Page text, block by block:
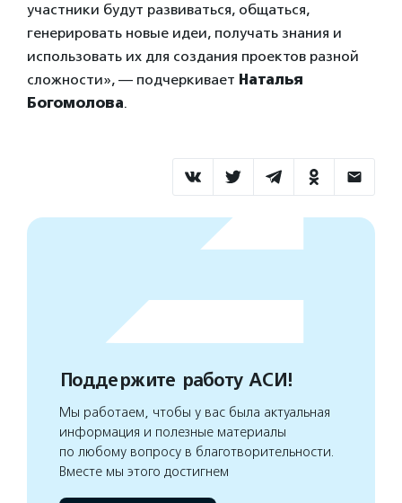
участники будут развиваться, общаться,
генерировать новые идеи, получать знания и
использовать их для создания проектов разной
сложности», — подчеркивает Наталья
Богомолова.
Поддержите работу АСИ!
Мы работаем, чтобы у вас была актуальная
информация и полезные материалы
по любому вопросу в благотворительности.
Вместе мы этого достигнем